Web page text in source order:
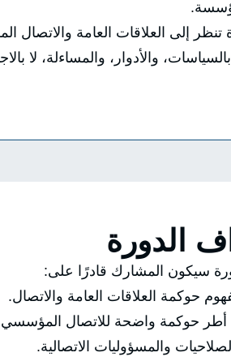
تنظر إلى العلاقات العامة
والأدوار، والمساءلة، لا
سيكون المشارك قادرًا على:
حوكمة العلاقات العامة والاتصال.
أطر حوكمة واضحة للاتصال
والمسؤوليات الاتصالية.